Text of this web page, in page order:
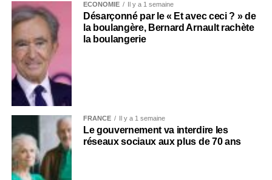
ECONOMIE Il y a 1 semaine
Désarçonné par le « Et avec ceci ? » de
la boulangère, Bernard Arnault rachète
la boulangerie
FRANCE Il y a 1 semaine
Le gouvernement va interdire les
réseaux sociaux aux plus de 70 ans